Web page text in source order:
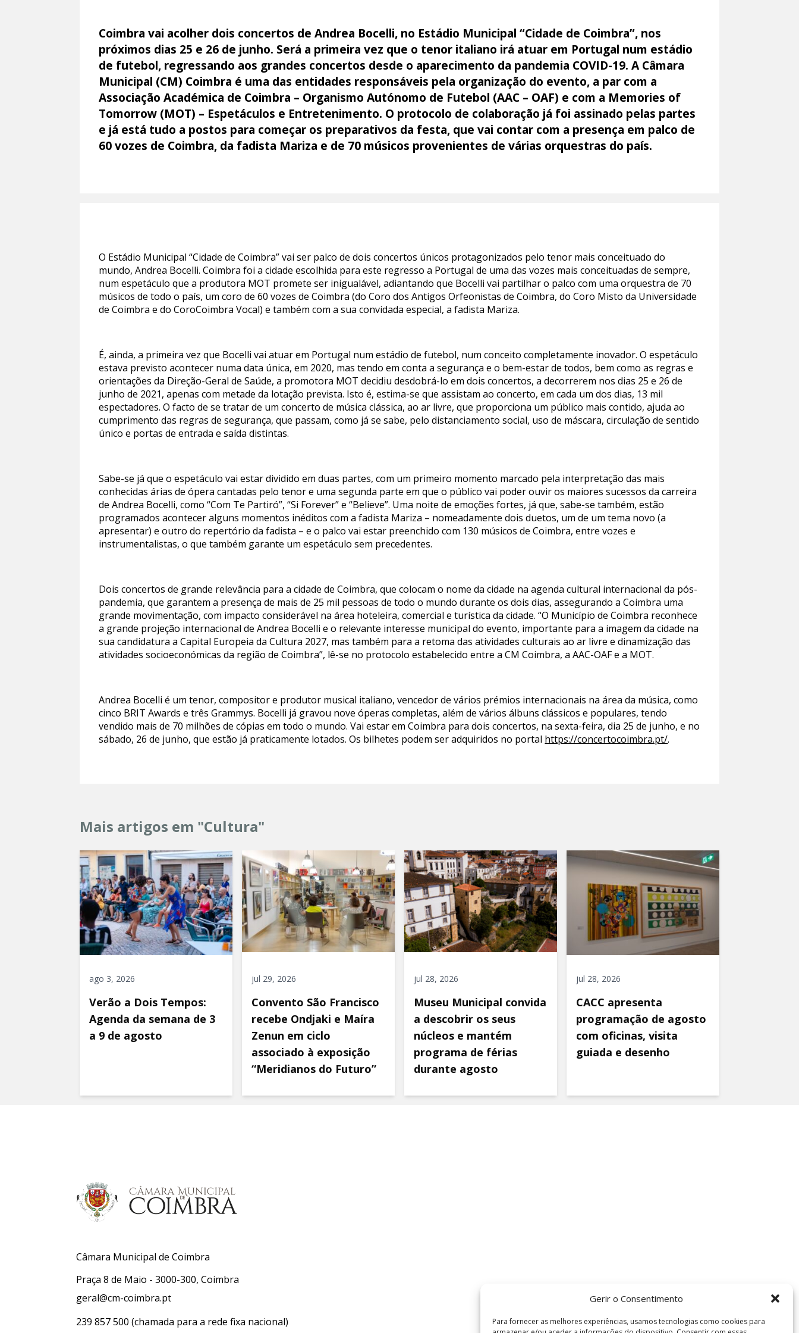
Gerir o Consentimento
Para fornecer as melhores experiências, usamos tecnologias como cookies para
Coimbra vai acolher dois concertos de Andrea Bocelli, no Estádio Municipal “Cidade de Coimbra”, nos
próximos dias 25 e 26 de junho. Será a primeira vez que o tenor italiano irá atuar em Portugal num estádio
de futebol, regressando aos grandes concertos desde o aparecimento da pandemia COVID-19. A Câmara
Municipal (CM) Coimbra é uma das entidades responsáveis pela organização do evento, a par com a
Associação Académica de Coimbra – Organismo Autónomo de Futebol (AAC – OAF) e com a Memories of
Tomorrow (MOT) – Espetáculos e Entretenimento. O protocolo de colaboração já foi assinado pelas partes
e já está tudo a postos para começar os preparativos da festa, que vai contar com a presença em palco de
60 vozes de Coimbra, da fadista Mariza e de 70 músicos provenientes de várias orquestras do país.
O Estádio Municipal “Cidade de Coimbra” vai ser palco de dois concertos únicos protagonizados pelo tenor mais conceituado do
mundo, Andrea Bocelli. Coimbra foi a cidade escolhida para este regresso a Portugal de uma das vozes mais conceituadas de sempre,
num espetáculo que a produtora MOT promete ser inigualável, adiantando que Bocelli vai partilhar o palco com uma orquestra de 70
músicos de todo o país, um coro de 60 vozes de Coimbra (do Coro dos Antigos Orfeonistas de Coimbra, do Coro Misto da Universidade
de Coimbra e do CoroCoimbra Vocal) e também com a sua convidada especial, a fadista Mariza.
É, ainda, a primeira vez que Bocelli vai atuar em Portugal num estádio de futebol, num conceito completamente inovador. O espetáculo
estava previsto acontecer numa data única, em 2020, mas tendo em conta a segurança e o bem-estar de todos, bem como as regras e
orientações da Direção-Geral de Saúde, a promotora MOT decidiu desdobrá-lo em dois concertos, a decorrerem nos dias 25 e 26 de
junho de 2021, apenas com metade da lotação prevista. Isto é, estima-se que assistam ao concerto, em cada um dos dias, 13 mil
espectadores. O facto de se tratar de um concerto de música clássica, ao ar livre, que proporciona um público mais contido, ajuda ao
cumprimento das regras de segurança, que passam, como já se sabe, pelo distanciamento social, uso de máscara, circulação de sentido
único e portas de entrada e saída distintas.
Sabe-se já que o espetáculo vai estar dividido em duas partes, com um primeiro momento marcado pela interpretação das mais
conhecidas árias de ópera cantadas pelo tenor e uma segunda parte em que o público vai poder ouvir os maiores sucessos da carreira
de Andrea Bocelli, como “Com Te Partiró”, “Si Forever” e “Believe”. Uma noite de emoções fortes, já que, sabe-se também, estão
programados acontecer alguns momentos inéditos com a fadista Mariza – nomeadamente dois duetos, um de um tema novo (a
apresentar) e outro do repertório da fadista – e o palco vai estar preenchido com 130 músicos de Coimbra, entre vozes e
instrumentalistas, o que também garante um espetáculo sem precedentes.
Dois concertos de grande relevância para a cidade de Coimbra, que colocam o nome da cidade na agenda cultural internacional da pós-
pandemia, que garantem a presença de mais de 25 mil pessoas de todo o mundo durante os dois dias, assegurando a Coimbra uma
grande movimentação, com impacto considerável na área hoteleira, comercial e turística da cidade. “O Município de Coimbra reconhece
a grande projeção internacional de Andrea Bocelli e o relevante interesse municipal do evento, importante para a imagem da cidade na
sua candidatura a Capital Europeia da Cultura 2027, mas também para a retoma das atividades culturais ao ar livre e dinamização das
atividades socioeconómicas da região de Coimbra”, lê-se no protocolo estabelecido entre a CM Coimbra, a AAC-OAF e a MOT.
Andrea Bocelli é um tenor, compositor e produtor musical italiano, vencedor de vários prémios internacionais na área da música, como
cinco BRIT Awards e três Grammys. Bocelli já gravou nove óperas completas, além de vários álbuns clássicos e populares, tendo
vendido mais de 70 milhões de cópias em todo o mundo. Vai estar em Coimbra para dois concertos, na sexta-feira, dia 25 de junho, e no
sábado, 26 de junho, que estão já praticamente lotados. Os bilhetes podem ser adquiridos no portal https://concertocoimbra.pt/.
Mais artigos em "Cultura"
ago 3, 2026
Verão a Dois Tempos:
Agenda da semana de 3
a 9 de agosto
jul 29, 2026
Convento São Francisco
recebe Ondjaki e Maíra
Zenun em ciclo
associado à exposição
“Meridianos do Futuro”
jul 28, 2026
Museu Municipal convida
a descobrir os seus
núcleos e mantém
programa de férias
durante agosto
jul 28, 2026
CACC apresenta
programação de agosto
com oficinas, visita
guiada e desenho
Câmara Municipal de Coimbra
Praça 8 de Maio - 3000-300, Coimbra
geral@cm-coimbra.pt
239 857 500 (chamada para a rede fixa nacional)